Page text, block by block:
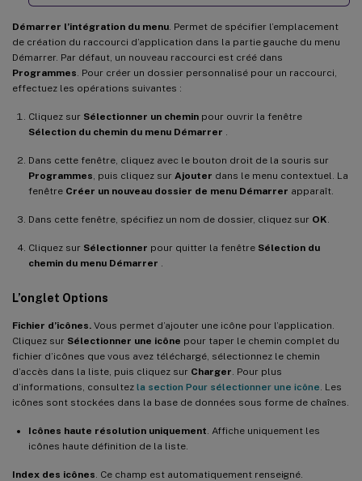
Démarrer l’intégration du menu . Permet de spécifier l’emplacement
de création du raccourci d’application dans la partie gauche du menu
Démarrer. Par défaut, un nouveau raccourci est créé dans
Programmes . Pour créer un dossier personnalisé pour un raccourci,
effectuez les opérations suivantes :
Cliquez sur Sélectionner un chemin pour ouvrir la fenêtre
Sélection du chemin du menu Démarrer
Dans cette fenêtre, cliquez avec le bouton droit de la souris sur
Programmes , puis cliquez sur Ajouter dans le menu contextuel. La
fenêtre Créer un nouveau dossier de menu Démarrer apparaît.
Dans cette fenêtre, spécifiez un nom de dossier, cliquez sur OK
Cliquez sur Sélectionner pour quitter la fenêtre Sélection du
chemin du menu Démarrer
L’onglet Options
Fichier d’icônes. Vous permet d’ajouter une icône pour l’application.
Cliquez sur Sélectionner une icône pour taper le chemin complet du
fichier d’icônes que vous avez téléchargé, sélectionnez le chemin
d’accès dans la liste, puis cliquez sur Charger . Pour plus
d’informations, consultez la section Pour sélectionner une icône . Les
icônes sont stockées dans la base de données sous forme de chaînes.
Icônes haute résolution uniquement . Affiche uniquement les
icônes haute définition de la liste.
Index des icônes . Ce champ est automatiquement renseigné.